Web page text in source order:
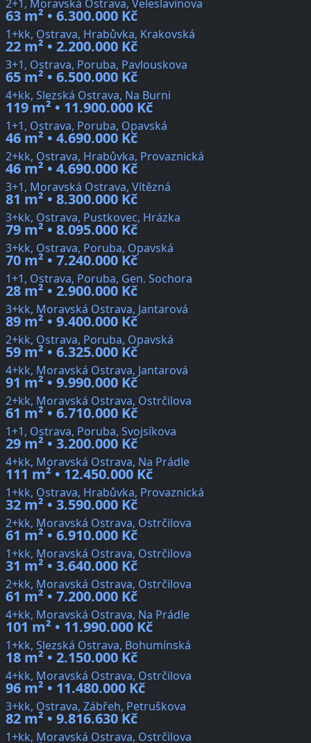
2+1, Moravská Ostrava, Veleslavínova
63 m² • 6.300.000 Kč
1+kk, Ostrava, Hrabůvka, Krakovská
22 m² • 2.200.000 Kč
3+1, Ostrava, Poruba, Pavlouskova
65 m² • 6.500.000 Kč
4+kk, Slezská Ostrava, Na Burni
119 m² • 11.900.000 Kč
1+1, Ostrava, Poruba, Opavská
46 m² • 4.690.000 Kč
2+kk, Ostrava, Hrabůvka, Provaznická
46 m² • 4.690.000 Kč
3+1, Moravská Ostrava, Vítězná
81 m² • 8.300.000 Kč
3+kk, Ostrava, Pustkovec, Hrázka
79 m² • 8.095.000 Kč
3+kk, Ostrava, Poruba, Opavská
70 m² • 7.240.000 Kč
1+1, Ostrava, Poruba, Gen. Sochora
28 m² • 2.900.000 Kč
3+kk, Moravská Ostrava, Jantarová
89 m² • 9.400.000 Kč
2+kk, Ostrava, Poruba, Opavská
59 m² • 6.325.000 Kč
4+kk, Moravská Ostrava, Jantarová
91 m² • 9.990.000 Kč
2+kk, Moravská Ostrava, Ostrčilova
61 m² • 6.710.000 Kč
1+1, Ostrava, Poruba, Svojsíkova
29 m² • 3.200.000 Kč
4+kk, Moravská Ostrava, Na Prádle
111 m² • 12.450.000 Kč
1+kk, Ostrava, Hrabůvka, Provaznická
32 m² • 3.590.000 Kč
2+kk, Moravská Ostrava, Ostrčilova
61 m² • 6.910.000 Kč
1+kk, Moravská Ostrava, Ostrčilova
31 m² • 3.640.000 Kč
2+kk, Moravská Ostrava, Ostrčilova
61 m² • 7.200.000 Kč
4+kk, Moravská Ostrava, Na Prádle
101 m² • 11.990.000 Kč
1+kk, Slezská Ostrava, Bohumínská
18 m² • 2.150.000 Kč
4+kk, Moravská Ostrava, Ostrčilova
96 m² • 11.480.000 Kč
3+kk, Ostrava, Zábřeh, Petruškova
82 m² • 9.816.630 Kč
1+kk, Moravská Ostrava, Ostrčilova